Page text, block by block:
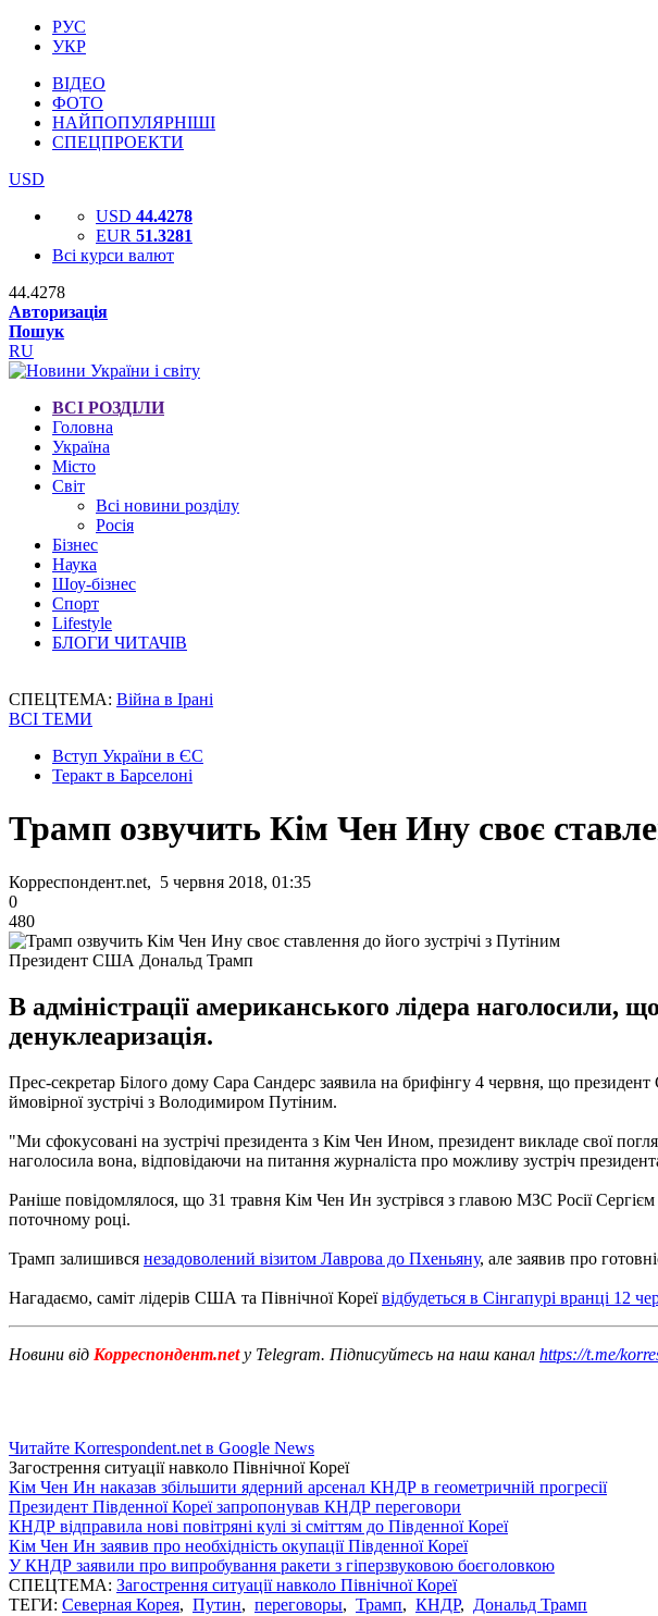
РУС
УКР
ВІДЕО
ФОТО
НАЙПОПУЛЯРНІШІ
СПЕЦПРОЕКТИ
USD
USD 44.4278
EUR 51.3281
Всі курси валют
44.4278
Авторизація
Пошук
RU
ВСІ РОЗДІЛИ
Головна
Україна
Місто
Світ
Всі новини розділу
Росія
Бізнес
Наука
Шоу-бізнес
Спорт
Lifestyle
БЛОГИ ЧИТАЧІВ
СПЕЦТЕМА: Війна в Ірані
ВСІ ТЕМИ
Вступ України в ЄС
Теракт в Барселоні
Трамп озвучить Кім Чен Ину своє
Корреспондент.net, 5 червня 2018, 01:35
0
480
Президент США Дональд Трамп
В адміністрації американського лідера
денуклеаризація.
Прес-секретар Білого дому Сара Сандерс заявила на брифінгу 4 червня, що
ймовірної зустрічі з Володимиром Путіним.
"Ми сфокусовані на зустрічі президента з Кім Чен Ином, президент викладе свої
наголосила вона, відповідаючи на питання журналіста про можливу зустріч президента
Раніше повідомлялося, що 31 травня Кім Чен Ин зустрівся з главою МЗС Росії
поточному році.
Трамп залишився незадоволений візитом Лаврова до Пхеньяну, але заявив про
Нагадаємо, саміт лідерів США та Північної Кореївідбудеться в Сінгапурі вранці 12
Новини від Корреспондент.netу Telegram. Підписуйтесь на наш канал https://t.me/
Читайте Korrespondent.net в Google News
Загострення ситуації навколо Пiвнічної Кореї
Кім Чен Ин наказав збільшити ядерний арсенал КНДР в геометричній прогресії
Президент Південної Кореї запропонував КНДР переговори
КНДР відправила нові повітряні кулі зі сміттям до Південної Кореї
Кім Чен Ин заявив про необхідність окупації Південної Кореї
У КНДР заявили про випробування ракети з гіперзвуковою боєголовкою
СПЕЦТЕМА: Загострення ситуації навколо Пiвнічної Кореї
ТЕГИ: Северная Корея, Путин, переговоры, Трамп, КНДР, Дональд Трамп